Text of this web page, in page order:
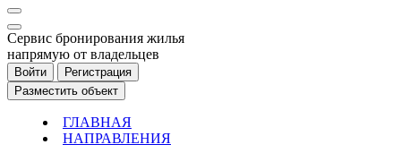
Cервис бронирования жилья
напрямую от владельцев
Войти
Регистрация
Разместить объект
ГЛАВНАЯ
НАПРАВЛЕНИЯ